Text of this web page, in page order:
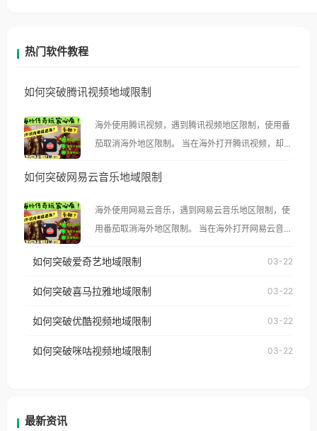
热门软件教程
如何突破腾讯视频地域限制
海外使用腾讯视频，遇到腾讯视频地区限制，使用番
茄取消海外地区限制。 当在海外打开腾讯视频，却突
示语。 海外用户如香港、澳门、台湾、美国、加拿
像其他音乐平台一样，出现地区及版权限制问题，且
仅能在中国大陆地区播放。 遇到这个问题的朋友们，
使用番茄回国加速器，即可解决「海外用户收听腾讯
台湾、美国、加拿大、澳大利亚、欧洲等国家和地区
权限制所困扰。
如何突破网易云音乐地域限制
海外使用网易云音乐，遇到网易云音乐地区限制，使
用番茄取消海外地区限制。 当在海外打开网易云音
播放”的提示语。 海外用户如香港、澳门、台湾、美
国、加拿大、澳大利亚、欧洲等国家和地区时，网易
制问题，且仅能在中国大陆地区播放。 遇到这个问题
户收听网易云音乐地区版权限制」的问题，无论人在
如何突破爱奇艺地域限制 03-22
如何突破喜马拉雅地域限制 03-22
如何突破优酷视频地域限制 03-22
如何突破咪咕视频地域限制 03-22
最新资讯